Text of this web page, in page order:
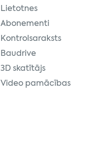
Lietotnes
Abonementi
Kontrolsaraksts
Baudrive
3D skatītājs
Video pamācības